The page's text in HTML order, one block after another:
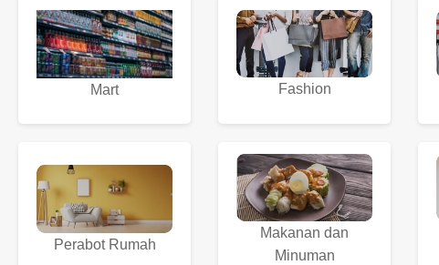
Mart Fashion
Perabot Rumah
Makanan dan
Minuman